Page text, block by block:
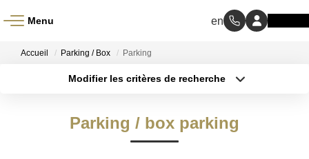
Menu
À VENDRE
À LOUER
Accueil Parking / Box Parking
Modifier les critères de recherche
Type de bien
Surface min
Parking / box parking